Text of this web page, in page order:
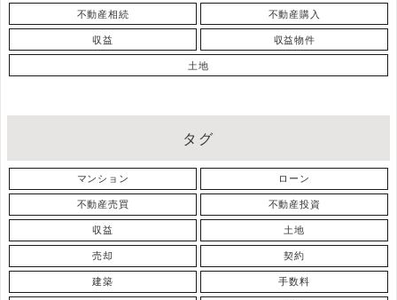
不動産相続 不動産購入
収益 収益物件
土地
タグ
マンション ローン
不動産売買 不動産投資
収益 土地
売却 契約
建築 手数料